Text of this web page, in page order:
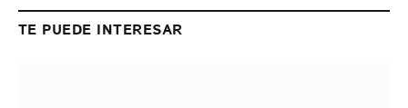
TE PUEDE INTERESAR